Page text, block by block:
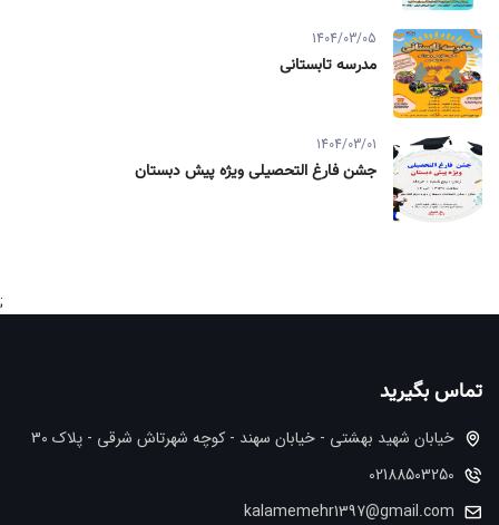
1404/03/05
مدرسه تابستانی
1404/03/01
جشن فارغ التحصیلی ویژه پیش دبستان
;
تماس بگیرید
خیابان شهید بهشتی - خیابان سهند - کوچه شهرتاش شرقی - پلاک 30
02188503250
kalamemehr1397@gmail.com